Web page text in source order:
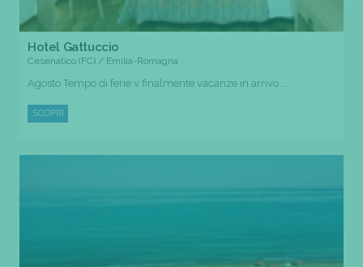
Hotel Gattuccio
Cesenatico (FC) / Emilia-Romagna
Agosto Tempo di ferie v finalmente vacanze in arrivo ...
SCOPRI